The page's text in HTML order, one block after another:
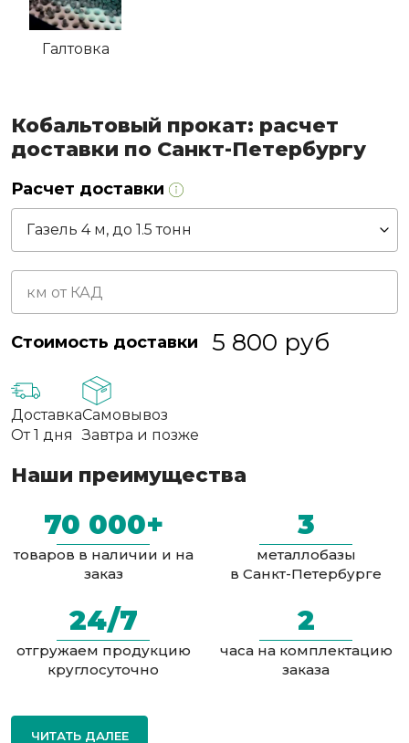
Галтовка
Кобальтовый прокат: расчет
доставки по Санкт-Петербургу
Расчет доставки
Стоимость доставки 5 800 руб
Доставка
От 1 дня
Самовывоз
Завтра и позже
Наши преимущества
70 000+
товаров в наличии и на
заказ
3
металлобазы
в Санкт-Петербурге
24/7
отгружаем продукцию
круглосуточно
2
часа на комплектацию
заказа
ЧИТАТЬ ДАЛЕЕ